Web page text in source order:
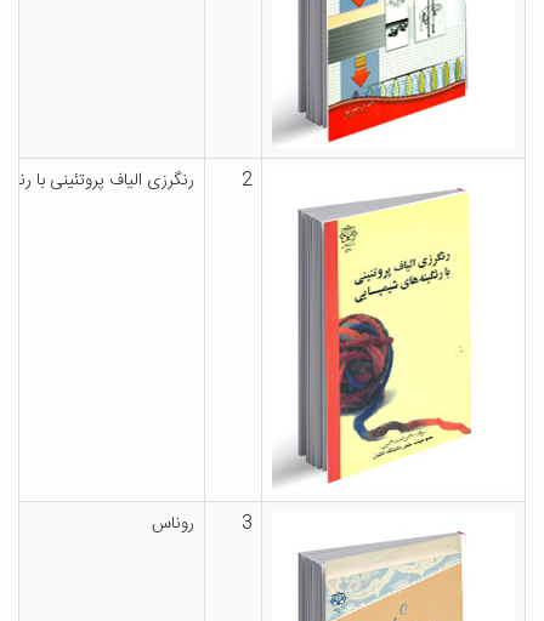
2 رنگرزی الیاف پروتئینی با
3 روناس